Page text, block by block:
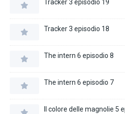
Tracker 3 episodio 19
Tracker 3 episodio 18
The intern 6 episodio 8
The intern 6 episodio 7
Il colore delle magnolie 5